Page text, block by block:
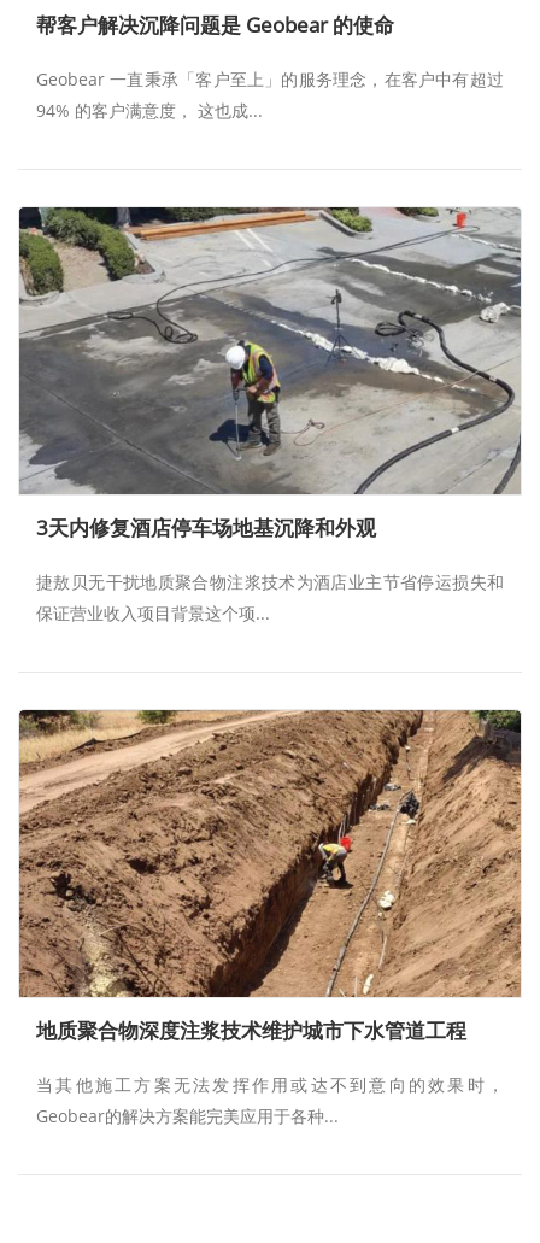
帮客户解决沉降问题是 Geobear 的使命
Geobear 一直秉承「客户至上」的服务理念，在客户中有超过
94% 的客户满意度， 这也成...
3天内修复酒店停车场地基沉降和外观
捷敖贝无干扰地质聚合物注浆技术为酒店业主节省停运损失和
保证营业收入项目背景这个项...
地质聚合物深度注浆技术维护城市下水管道工程
当其他施工方案无法发挥作用或达不到意向的效果时，
Geobear的解决方案能完美应用于各种...